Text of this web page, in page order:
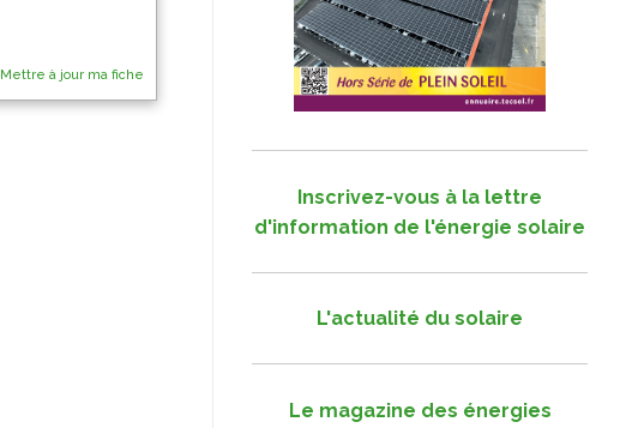
Mettre à jour ma fiche
Inscrivez-vous à la lettre
d'information de l'énergie solaire
L'actualité du solaire
Le magazine des énergies